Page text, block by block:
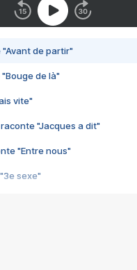
"Avant de partir"
"Bouge de là"
vite"
"Jacques a dit"
"Entre nous"
sexe"